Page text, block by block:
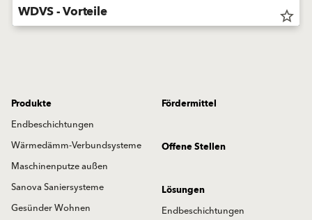
WDVS - Vorteile star_border
Produkte
Endbeschichtungen
Wärmedämm-Verbundsysteme
Maschinenputze außen
Sanova Saniersysteme
Gesünder Wohnen
Fördermittel
Offene Stellen
Lösungen
Endbeschichtungen